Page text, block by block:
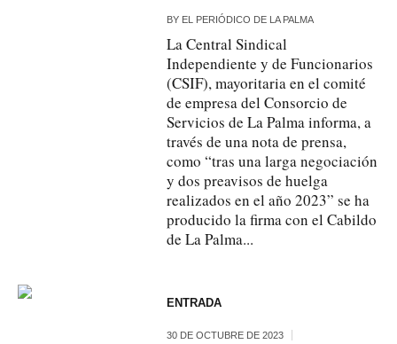
BY EL PERIÓDICO DE LA PALMA
La Central Sindical
Independiente y de Funcionarios
(CSIF), mayoritaria en el comité
de empresa del Consorcio de
Servicios de La Palma informa, a
través de una nota de prensa,
como “tras una larga negociación
y dos preavisos de huelga
realizados en el año 2023” se ha
producido la firma con el Cabildo
de La Palma...
ENTRADA
30 DE OCTUBRE DE 2023